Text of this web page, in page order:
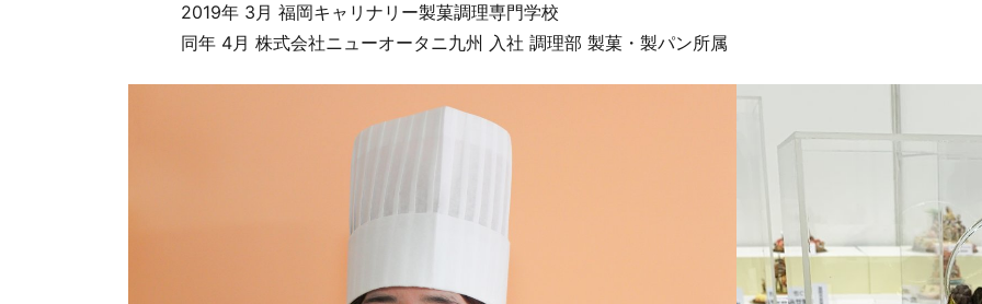
2019年 3月 福岡キャリナリー製菓調理専門学校
同年 4月 株式会社ニューオータニ九州 入社 調理部 製菓・製パン所属